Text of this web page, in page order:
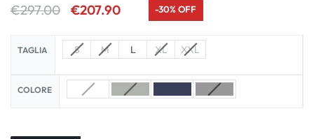
€297.00 €207.90 -30% OFF
TAGLIA S M L XL XXL
COLORE